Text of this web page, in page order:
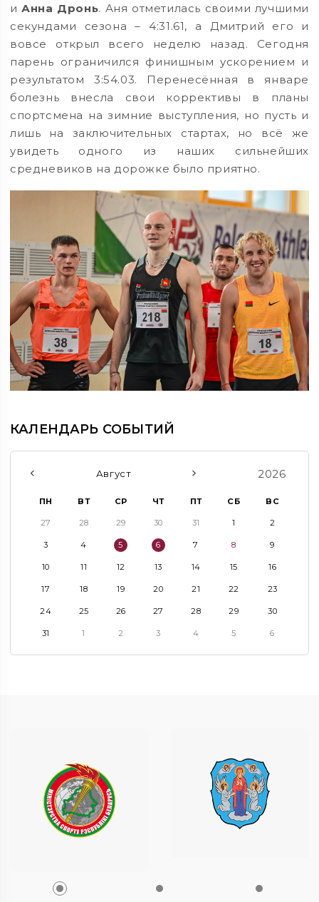
иАнна Дронь. Аня отметилась своими лучшими
секундами сезона – 4:31.61, а Дмитрий его и
вовсе открыл всего неделю назад. Сегодня
парень ограничился финишным ускорением и
результатом 3:54.03. Перенесённая в январе
болезнь внесла свои коррективы в планы
спортсмена на зимние выступления, но пусть и
лишь на заключительных стартах, но всё же
увидеть одного из наших сильнейших
средневиков на дорожке было приятно.
КАЛЕНДАРЬ СОБЫТИЙ
Август 2026
ПН ВТ СР ЧТ ПТ СБ ВС
27 28 29 30 31 1 2
3 4 5 6 7 8 9
10 11 12 13 14 15 16
17 18 19 20 21 22 23
24 25 26 27 28 29 30
31 1 2 3 4 5 6